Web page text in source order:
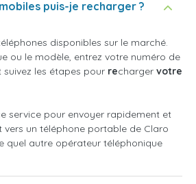
puis-je recharger ?
disponibles sur le marché.
ou le modèle, entrez votre numéro de
les étapes pour recharger votre
service pour envoyer rapidement et
un téléphone portable de Claro
quel autre opérateur téléphonique